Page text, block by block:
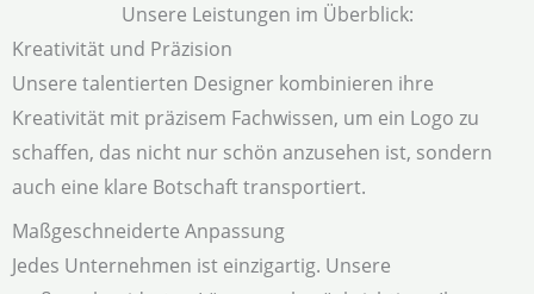
Unsere Leistungen im Überblick:
Kreativität und Präzision
Unsere talentierten Designer kombinieren ihre
Kreativität mit präzisem Fachwissen, um ein Logo zu
schaffen, das nicht nur schön anzusehen ist, sondern
auch eine klare Botschaft transportiert.
Maßgeschneiderte Anpassung
Jedes Unternehmen ist einzigartig. Unsere